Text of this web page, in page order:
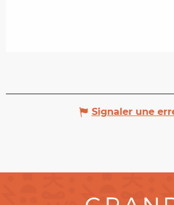
Signaler une